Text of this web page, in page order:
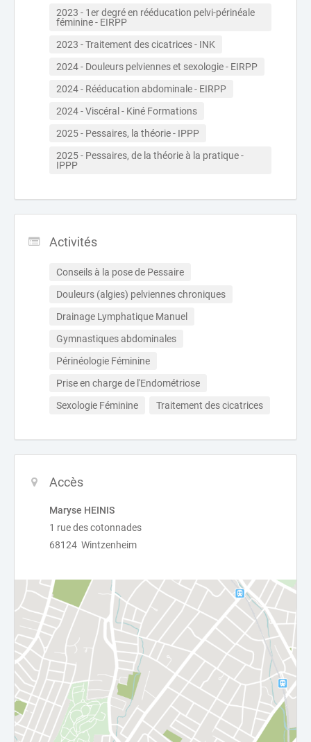
2023 - 1er degré en rééducation pelvi-périnéale
féminine - EIRPP
2023 - Traitement des cicatrices - INK
2024 - Douleurs pelviennes et sexologie - EIRPP
2024 - Rééducation abdominale - EIRPP
2024 - Viscéral - Kiné Formations
2025 - Pessaires, la théorie - IPPP
2025 - Pessaires, de la théorie à la pratique -
IPPP
Activités
Conseils à la pose de Pessaire
Douleurs (algies) pelviennes chroniques
Drainage Lymphatique Manuel
Gymnastiques abdominales
Périnéologie Féminine
Prise en charge de l'Endométriose
Sexologie Féminine
Traitement des cicatrices
Accès
Maryse HEINIS
1 rue des cotonnades
68124 Wintzenheim